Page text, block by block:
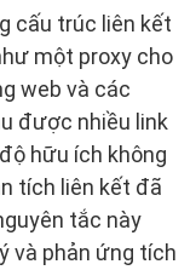
cấu trúc liên kết
một proxy cho
web và các
được nhiều link
hữu ích không
tích liên kết đã
tắc này
và phản ứng tích